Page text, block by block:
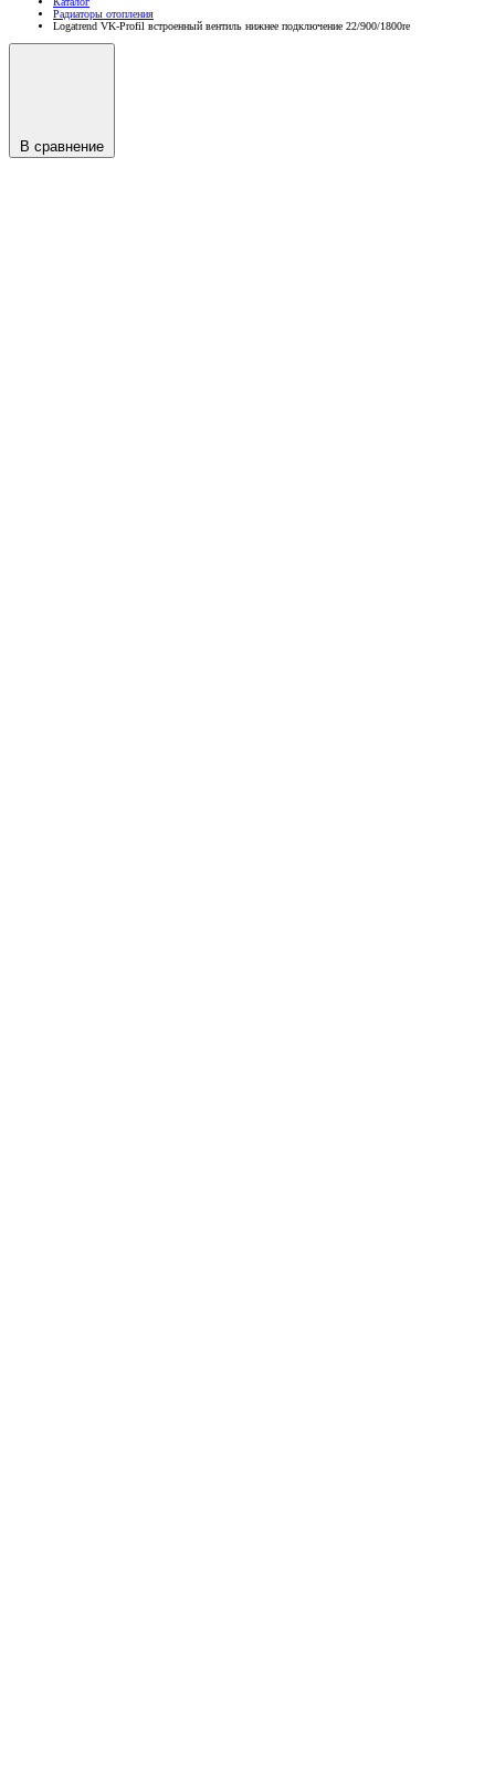
Радиаторы отопления
Logatrend VK-Profil встроенный вентиль нижнее подключение 22/900/1800re
В сравнение